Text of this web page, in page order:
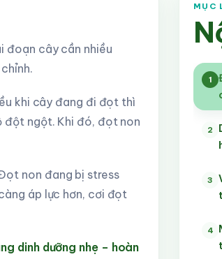
đoạn cây cần nhiều
khi cây đang đi đọt thì
đột ngột. Khi đó, đọt non
non đang bị stress
áp lực hơn, cơi đọt
dinh dưỡng nhẹ – hoàn
MỤC
1
2
3
4